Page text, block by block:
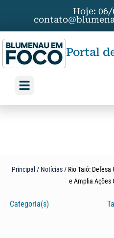
Hoje:
Portal
Principal / Notícias/ Rio Taió:
e Amplia Ações
Categoria(s)